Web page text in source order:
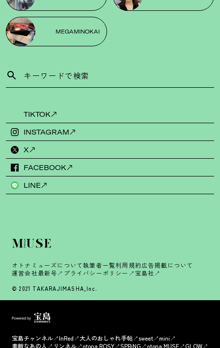
MEGAMINOKAI
TIKTOK
INSTAGRAM
X
FACEBOOK
LINE
オトナミューズについて執筆者一覧利用規約広告掲載について
運営会社最新号 プライバシーポリシー 宝島社
© 2021 TAKARAJIMASHA,Inc.
宝島チャンネル InRed 大人のおしゃれ手帖 sweet
mini
素敵なあの人
リンネル otona ROSY SPRiNG otona MUSE GLOW